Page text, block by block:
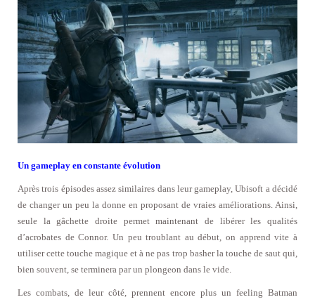
Un gameplay en constante évolution
Après trois épisodes assez similaires dans leur gameplay, Ubisoft a décidé
de changer un peu la donne en proposant de vraies améliorations. Ainsi,
seule la gâchette droite permet maintenant de libérer les qualités
d’acrobates de Connor. Un peu troublant au début, on apprend vite à
utiliser cette touche magique et à ne pas trop basher la touche de saut qui,
bien souvent, se terminera par un plongeon dans le vide.
Les combats, de leur côté, prennent encore plus un feeling Batman